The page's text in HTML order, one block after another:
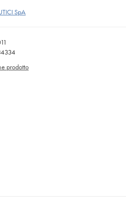
SpA
prodotto